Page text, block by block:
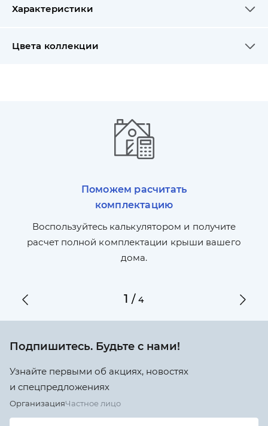
Характеристики
Цвета коллекции
Поможем расчитать
комплектацию
Воспользуйтесь калькулятором и получите
расчет полной комплектации крыши вашего
дома.
1 /4
Подпишитесь. Будьте с нами!
Узнайте первыми об акциях, новостях
и спецпредложениях
ОрганизацияЧастное лицо